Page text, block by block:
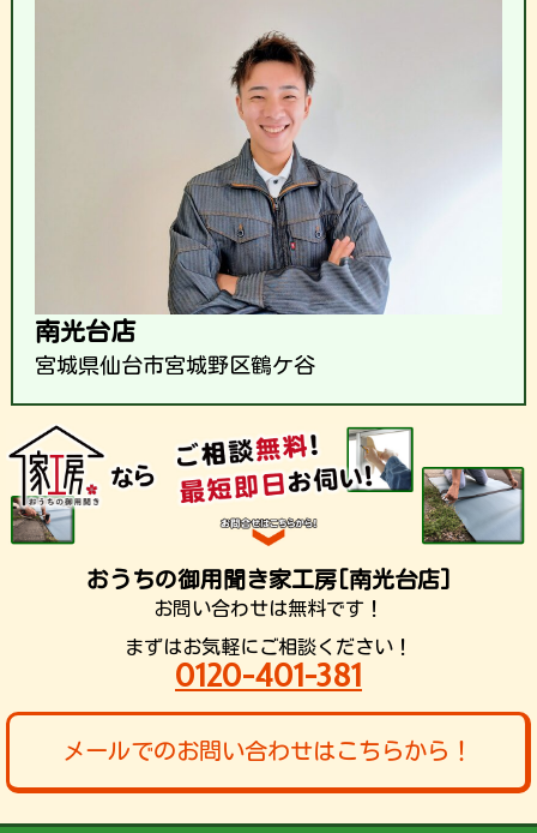
南光台店
宮城県仙台市宮城野区鶴ケ谷
おうちの御用聞き家工房[南光台店]
お問い合わせは無料です！
まずはお気軽にご相談ください！
0120-401-381
メールでのお問い合わせはこちらから！